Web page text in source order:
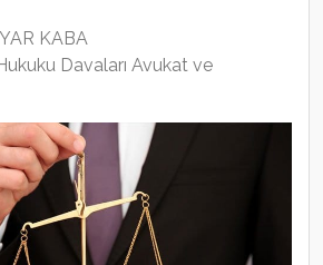
KABA
Davaları Avukat ve